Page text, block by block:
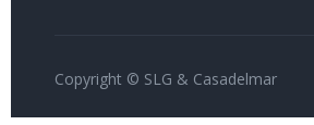
Copyright © SLG & Casadelmar